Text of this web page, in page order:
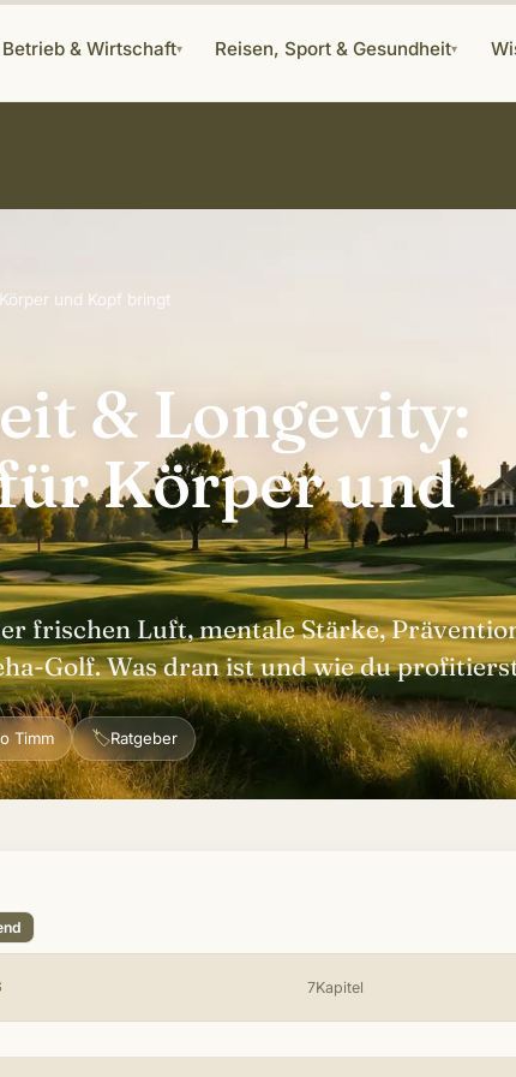
Betrieb & Wirtschaft▾ Reisen, Sport & Gesundheit▾
und Kopf bringt
& Longevity:
Körper und
frischen Luft, mentale Stärke,
Golf. Was dran ist und wie du
Timm 🏷Ratgeber
7Kapitel